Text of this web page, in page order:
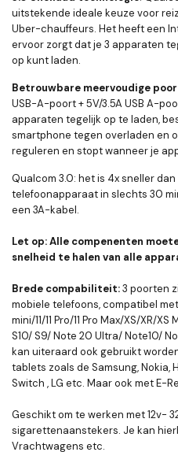
uitstekende ideale keuze voor
Uber-chauffeurs. Het heeft een
ervoor zorgt dat je 3 apparaten
op kunt laden.
Betrouwbare meervoudige
USB-A-poort + 5V/3.5A USB A-
apparaten tegelijk op te laden,
smartphone tegen overladen en
reguleren en stopt wanneer je
Qualcom 3.0: het is 4x sneller
telefoonapparaat in slechts 30
een 3A-kabel.
Let op: Alle compenenten
snelheid te halen van alle
Brede compabiliteit:3 poorten
mobiele telefoons, compatibel met
mini/11/11 Pro/11 Pro Max/XS/XR/
S10/ S9/ Note 20 Ultra/ Note10/
kan uiteraard ook gebruikt
tablets zoals de Samsung, Nokia,
Switch , LG etc. Maar ook met E-
Geschikt om te werken met 12v-
sigarettenaanstekers. Je kan
Vrachtwagens etc.